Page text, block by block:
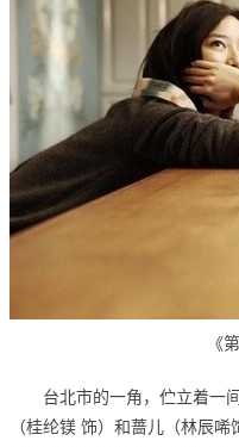
《
台北市的一角，伫立着一
（桂纶镁 饰）和蔷儿（林辰